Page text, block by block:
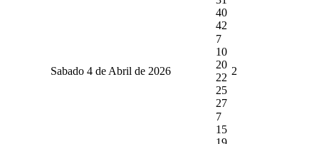
40
42
Sabado 4 de Abril de 2026
7
10
20
22
25
27
2
7
15